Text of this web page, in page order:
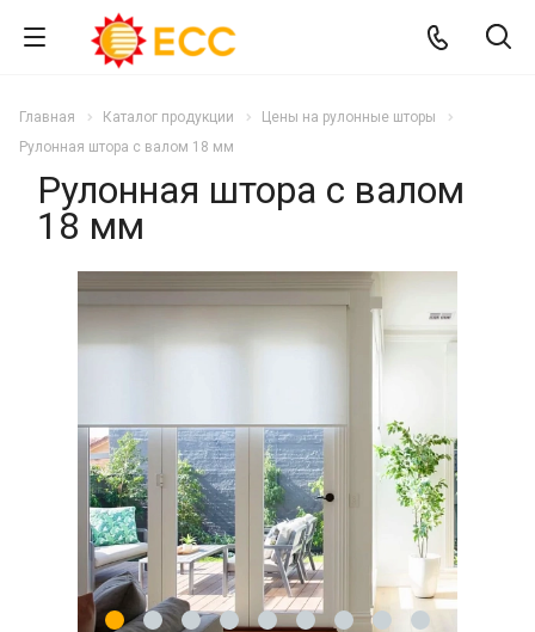
Главная Каталог продукции
Цены на рулонные шторы
Рулонная штора с валом 18 мм
Рулонная штора с валом
18 мм